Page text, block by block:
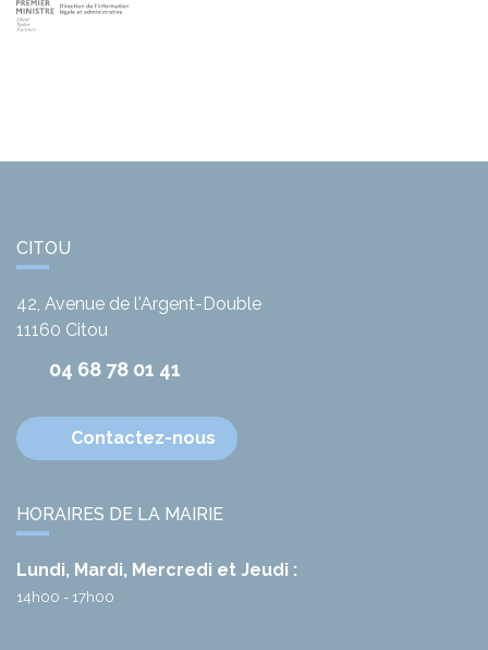
CITOU
42, Avenue de l'Argent-Double
11160 Citou
04 68 78 01 41
Contactez-nous
HORAIRES DE LA MAIRIE
Lundi, Mardi, Mercredi et Jeudi :
14h00 - 17h00